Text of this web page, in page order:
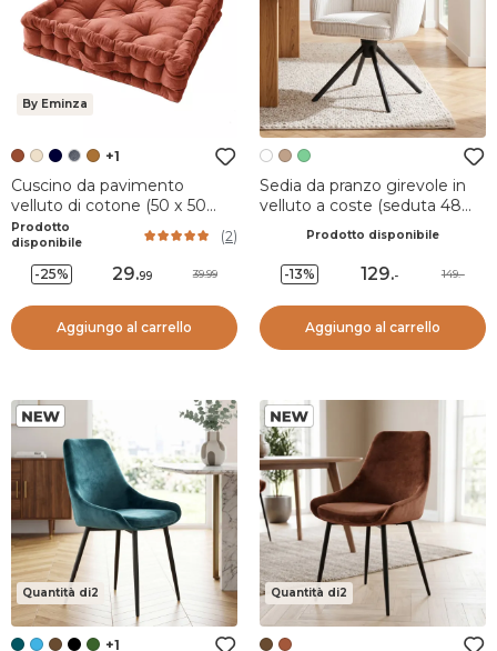
By Eminza
+1
Cuscino da pavimento
velluto di cotone (50 x 50
cm) Victor Terracotta
Prodotto
disponibile
(2)
-25% 29.99 39.99
Aggiungo al carrello
Sedia da pranzo girevole in
velluto a coste (seduta 48
Prodotto disponibile
-13% 129.- 149.-
Aggiungo al carrello
Quantità di2
+1
Quantità di2